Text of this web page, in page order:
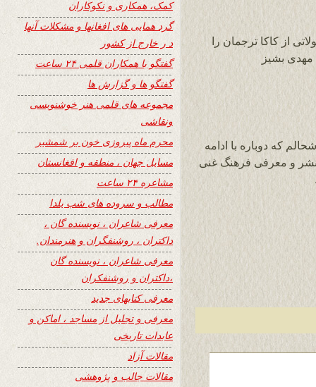
از کاکا ترجمان را
بشیز
که دوباره با ادامه
نشر و معرفی فرهنگ غنی
کمک، همکاری و نکوکاران
گرد همایی های افغانها و مشکلات آنها
د ر خارج از کشور
گفتگو با همکاران قلمی ۲۴ ساعت
گفتگو ها و گزارش ها
مجموعه های قلمی هنر خوشنویسی
ونقاشی
محرم ماه پیروزی خون بر شمشیر
مسایل جهان ، منطقه و افغانستان
مشاعره ۲۴ ساعت
مطالب و سروده های شب یلدا
معرفی شاعران ، نویسنده گان ،
داکتران ، روشنفگران و هنرمندان.
معرفی شاعران ، نویسنده گان
،داکتران و روشنفکران
معرفی کتابهای جدید
معرفی و تجلیل از مساجد ، اماکن و
عابدات تاریخی
مقالات آزاد
مقالات جالب و پژوهشی